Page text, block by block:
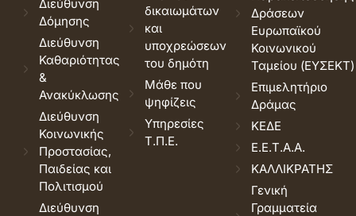
Διεύθυνση
Δόμησης
Διεύθυνση
Καθαριότητας
&
Ανακύκλωσης
Διεύθυνση
Κοινωνικής
Προστασίας,
Παιδείας και
Πολιτισμού
Διεύθυνση
δικαιωμάτων
και
υποχρεώσεων
του δημότη
Μάθε που
ψηφίζεις
Υπηρεσίες
Τ.Π.Ε.
Δράσεων
Ευρωπαϊκού
Κοινωνικού
Ταμείου (ΕΥΣΕΚΤ)
Επιμελητήριο
Δράμας
ΚΕΔΕ
Ε.Ε.Τ.Α.Α.
ΚΑΛΛΙΚΡΑΤΗΣ
Γενική
Γραμματεία